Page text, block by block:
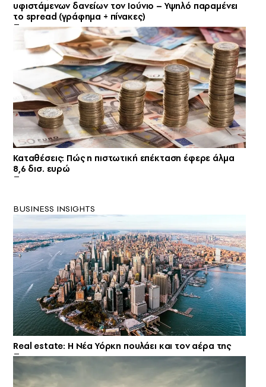
υφιστάμενων δανείων τον Ιούνιο – Υψηλό παραμένει
το spread (γράφημα + πίνακες)
Καταθέσεις: Πώς η πιστωτική επέκταση έφερε άλμα
8,6 δισ. ευρώ
BUSINESS INSIGHTS
Real estate: H Νέα Υόρκη πουλάει και τον αέρα της